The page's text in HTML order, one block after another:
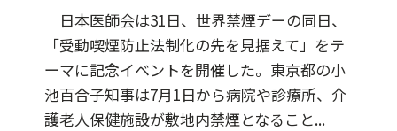
日本医師会は31日、世界禁煙デーの同日、
「受動喫煙防止法制化の先を見据えて」をテ
ーマに記念イベントを開催した。東京都の小
池百合子知事は7月1日から病院や診療所、介
護老人保健施設が敷地内禁煙となること...